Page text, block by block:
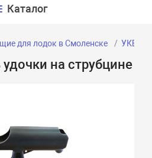
Каталог
для лодок в Смоленске УКБ и
на струбцине